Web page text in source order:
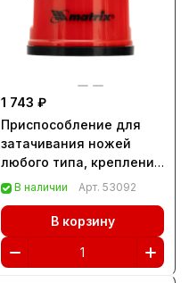
1 743 ₽
Приспособление для
затачивания ножей
любого типа, крепление
на присоске Matrix
В наличии Арт. 53092
В корзину